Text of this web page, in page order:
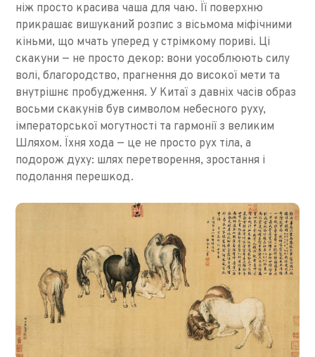
ніж просто красива чаша для чаю. Її поверхню
прикрашає вишуканий розпис з вісьмома міфічними
кіньми, що мчать уперед у стрімкому пориві. Ці
скакуни — не просто декор: вони уособлюють силу
волі, благородство, прагнення до високої мети та
внутрішнє пробудження. У Китаї з давніх часів образ
восьми скакунів був символом небесного руху,
імператорської могутності та гармонії з великим
Шляхом. Їхня хода — це не просто рух тіла, а
подорож духу: шлях перетворення, зростання і
подолання перешкод.